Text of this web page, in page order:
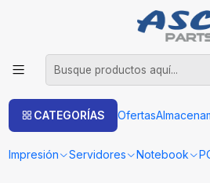
CATEGORÍAS Ofertas
Impresión Servidores Notebook